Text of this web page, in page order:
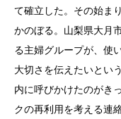
て確立した。その始ま
かのぼる。山梨県大月
る主婦グループが、使
大切さを伝えたいとい
内に呼びかけたのがき
クの再利用を考える連